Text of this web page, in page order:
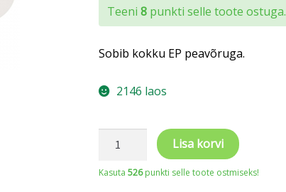
Teeni8 punkti selle toote ostuga.
Sobib kokku EP peavõruga.
2146 laos
Polükarbonaatvisiir
Lisa korvi
Kasuta526punkti selle toote ostmiseks!